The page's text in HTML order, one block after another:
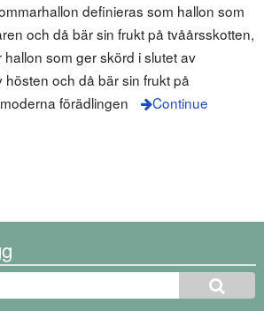
definieras som hallon som
och då bär sin frukt på tvåårsskotten,
som ger skörd i slutet av
och då bär sin frukt på
förädlingen
Continue